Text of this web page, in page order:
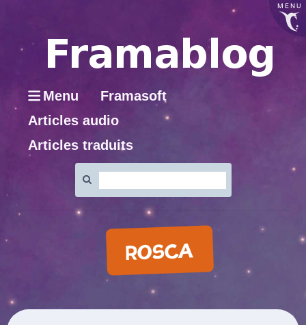
MENU
Menu
Framasoft
Articles audio
Articles traduits
:
ROSCA